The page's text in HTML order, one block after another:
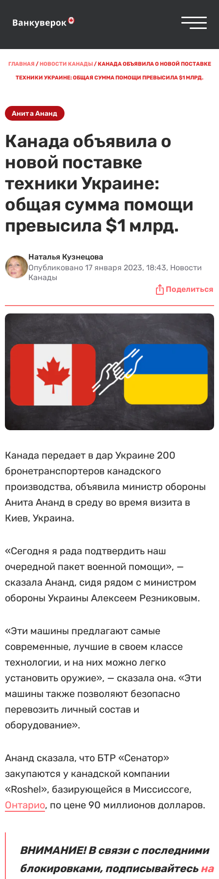
ГЛАВНАЯ /НОВОСТИ КАНАДЫ/КАНАДА ОБЪЯВИЛА О НОВОЙ ПОСТАВКЕ
ТЕХНИКИ УКРАИНЕ: ОБЩАЯ СУММА ПОМОЩИ ПРЕВЫСИЛА $1 МЛРД.
Анита Ананд
Канада объявила о
новой поставке
техники Украине:
общая сумма помощи
превысила $1 млрд.
Наталья Кузнецова
Опубликовано 17 января 2023, 18:43, Новости
Канады
Поделиться
Канада передает в дар Украине 200
бронетранспортеров канадского
производства, объявила министр обороны
Анита Ананд в среду во время визита в
Киев, Украина.
«Сегодня я рада подтвердить наш
очередной пакет военной помощи», —
сказала Ананд, сидя рядом с министром
обороны Украины Алексеем Резниковым.
«Эти машины предлагают самые
современные, лучшие в своем классе
технологии, и на них можно легко
установить оружие», — сказала она. «Эти
машины также позволяют безопасно
перевозить личный состав и
оборудование».
Ананд сказала, что БТР «Сенатор»
закупаются у канадской компании
«Roshel», базирующейся в Миссиссоге,
Онтарио, по цене 90 миллионов долларов.
ВНИМАНИЕ! В связи с последними
блокировками, подписывайтесьна